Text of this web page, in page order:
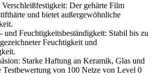
Der gehärte Film
und bietet außergewöhnliche
und Feuchtigkeitsbeständigkeit: Stabil bis zu
Feuchtigkeit und
Starke Haftung an Keramik, Glas und
Testbewertung von 100 Netze von Level 0